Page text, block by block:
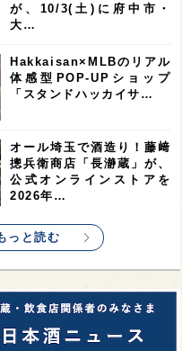
1
ポール 1 カナダ 1
ー 新宿区 1
1 鳥取県 1
が、10/3(土)に府中市・
大…
Hakkaisan×MLBのリアル
体感型POP-UPショップ
「スタンドハッカイサ…
オール埼玉で酒造り！藤﨑
摠兵衛商店「長瀞蔵」が、
公式オンラインストアを
2026年…
っと読む